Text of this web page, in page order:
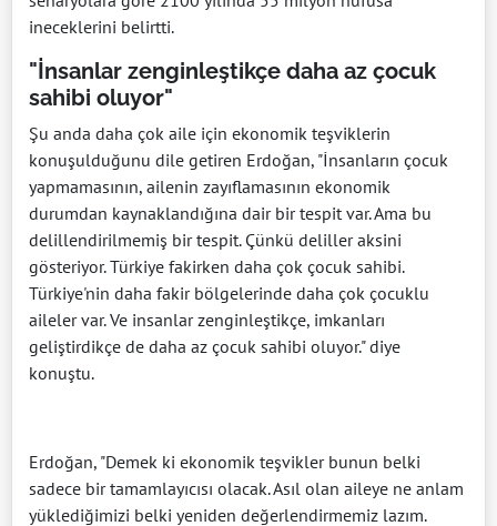
ineceklerini belirtti.
"İnsanlar zenginleştikçe daha az çocuk
sahibi oluyor"
Şu anda daha çok aile için ekonomik teşviklerin
konuşulduğunu dile getiren Erdoğan, "İnsanların çocuk
yapmamasının, ailenin zayıflamasının ekonomik
durumdan kaynaklandığına dair bir tespit var. Ama bu
delillendirilmemiş bir tespit. Çünkü deliller aksini
gösteriyor. Türkiye fakirken daha çok çocuk sahibi.
Türkiye'nin daha fakir bölgelerinde daha çok çocuklu
aileler var. Ve insanlar zenginleştikçe, imkanları
geliştirdikçe de daha az çocuk sahibi oluyor." diye
konuştu.
Erdoğan, "Demek ki ekonomik teşvikler bunun belki
sadece bir tamamlayıcısı olacak. Asıl olan aileye ne anlam
yüklediğimizi belki yeniden değerlendirmemiz lazım.